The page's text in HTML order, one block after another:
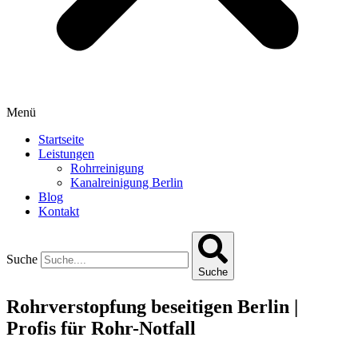
Menü
Startseite
Leistungen
Rohrreinigung
Kanalreinigung Berlin
Blog
Kontakt
Suche
Suche
Rohrverstopfung beseitigen Berlin |
Profis für Rohr-Notfall